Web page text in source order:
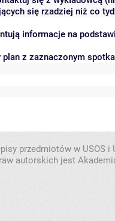
się rzadziej niż co
informacje na
z zaznaczonym
przedmiotów w USOS
autorskich jest